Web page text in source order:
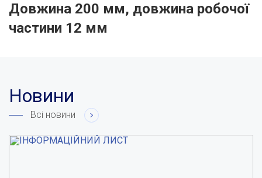
Довжина 200 мм, довжина робочої
частини 12 мм
Новини
Всі новини